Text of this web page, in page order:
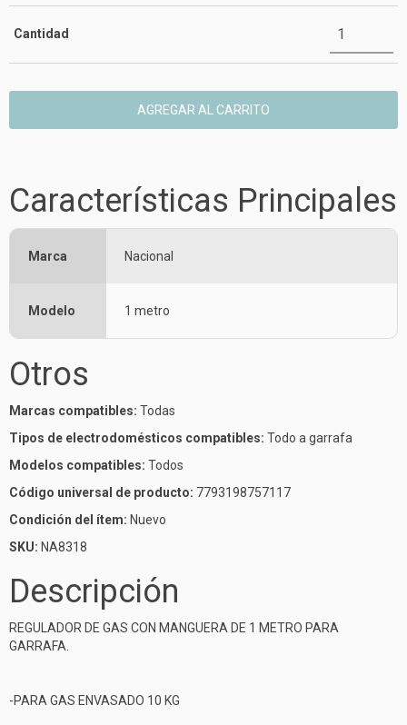
Cantidad
Características Principales
Marca Nacional
Modelo 1 metro
Otros
Marcas compatibles: Todas
Tipos de electrodomésticos compatibles: Todo a garrafa
Modelos compatibles: Todos
Código universal de producto: 7793198757117
Condición del ítem: Nuevo
SKU: NA8318
Descripción
REGULADOR DE GAS CON MANGUERA DE 1 METRO PARA
GARRAFA.
-PARA GAS ENVASADO 10 KG